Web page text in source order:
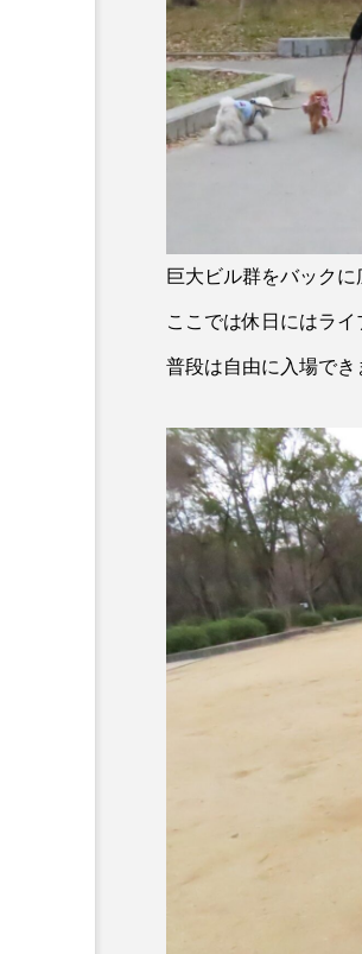
巨大ビル群をバック
ここでは休日にはライ
普段は自由に入場でき